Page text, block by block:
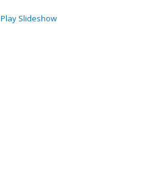
Play Slideshow